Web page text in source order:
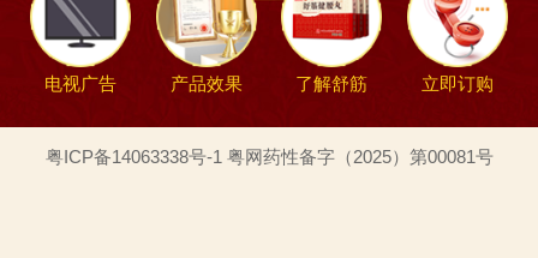
电视广告 产品效果 了解舒筋 立即订购
粤ICP备14063338号-1 粤网药性备字（2025）第00081号